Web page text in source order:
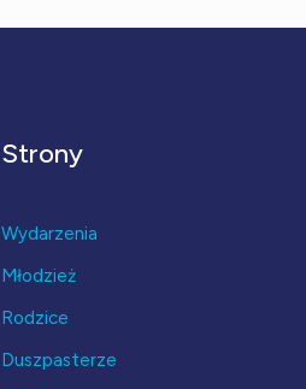
Strony
Wydarzenia
Młodzież
Rodzice
Duszpasterze